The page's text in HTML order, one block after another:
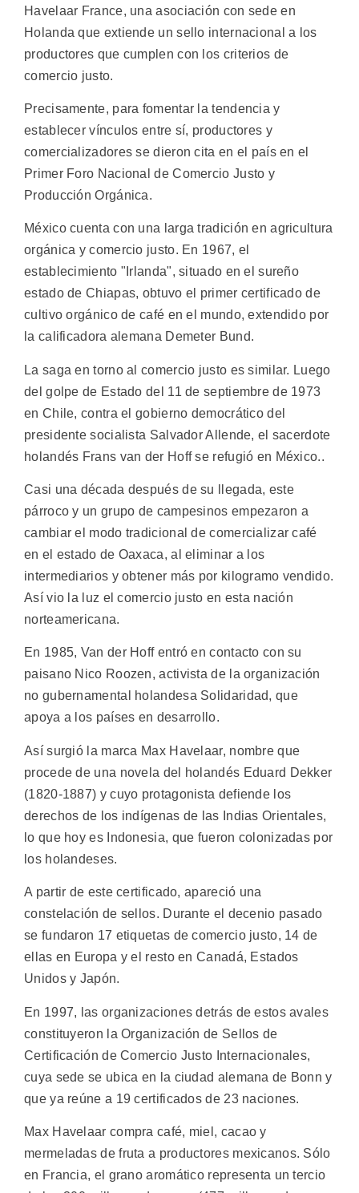
Havelaar France, una asociación con sede en
Holanda que extiende un sello internacional a los
productores que cumplen con los criterios de
comercio justo.
Precisamente, para fomentar la tendencia y
establecer vínculos entre sí, productores y
comercializadores se dieron cita en el país en el
Primer Foro Nacional de Comercio Justo y
Producción Orgánica.
México cuenta con una larga tradición en agricultura
orgánica y comercio justo. En 1967, el
establecimiento "Irlanda", situado en el sureño
estado de Chiapas, obtuvo el primer certificado de
cultivo orgánico de café en el mundo, extendido por
la calificadora alemana Demeter Bund.
La saga en torno al comercio justo es similar. Luego
del golpe de Estado del 11 de septiembre de 1973
en Chile, contra el gobierno democrático del
presidente socialista Salvador Allende, el sacerdote
holandés Frans van der Hoff se refugió en México..
Casi una década después de su llegada, este
párroco y un grupo de campesinos empezaron a
cambiar el modo tradicional de comercializar café
en el estado de Oaxaca, al eliminar a los
intermediarios y obtener más por kilogramo vendido.
Así vio la luz el comercio justo en esta nación
norteamericana.
En 1985, Van der Hoff entró en contacto con su
paisano Nico Roozen, activista de la organización
no gubernamental holandesa Solidaridad, que
apoya a los países en desarrollo.
Así surgió la marca Max Havelaar, nombre que
procede de una novela del holandés Eduard Dekker
(1820-1887) y cuyo protagonista defiende los
derechos de los indígenas de las Indias Orientales,
lo que hoy es Indonesia, que fueron colonizadas por
los holandeses.
A partir de este certificado, apareció una
constelación de sellos. Durante el decenio pasado
se fundaron 17 etiquetas de comercio justo, 14 de
ellas en Europa y el resto en Canadá, Estados
Unidos y Japón.
En 1997, las organizaciones detrás de estos avales
constituyeron la Organización de Sellos de
Certificación de Comercio Justo Internacionales,
cuya sede se ubica en la ciudad alemana de Bonn y
que ya reúne a 19 certificados de 23 naciones.
Max Havelaar compra café, miel, cacao y
mermeladas de fruta a productores mexicanos. Sólo
en Francia, el grano aromático representa un tercio